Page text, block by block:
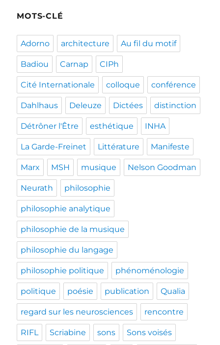
MOTS-CLÉ
Adorno architecture Au fil du motif
Badiou Carnap CIPh
Cité Internationale colloque conférence
Dahlhaus Deleuze Dictées distinction
Détrôner l'Être esthétique INHA
La Garde-Freinet Littérature Manifeste
Marx MSH musique Nelson Goodman
Neurath philosophie
philosophie analytique
philosophie de la musique
philosophie du langage
philosophie politique phénoménologie
politique poésie publication Qualia
regard sur les neurosciences rencontre
RIFL Scriabine sons Sons voisés